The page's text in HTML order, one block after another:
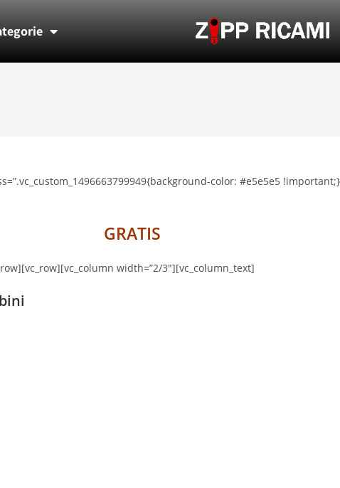
color: #e5e5e5
GRATIS
width=”2/3″][vc_column_text]